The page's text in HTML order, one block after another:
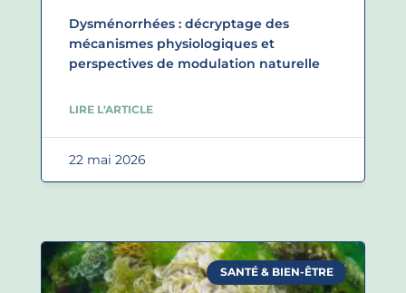
Dysménorrhées : décryptage des
mécanismes physiologiques et
perspectives de modulation naturelle
LIRE L'ARTICLE
22 mai 2026
SANTÉ & BIEN-ÊTRE